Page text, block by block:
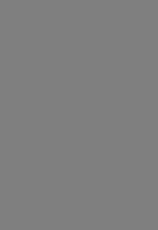
und Beispiel